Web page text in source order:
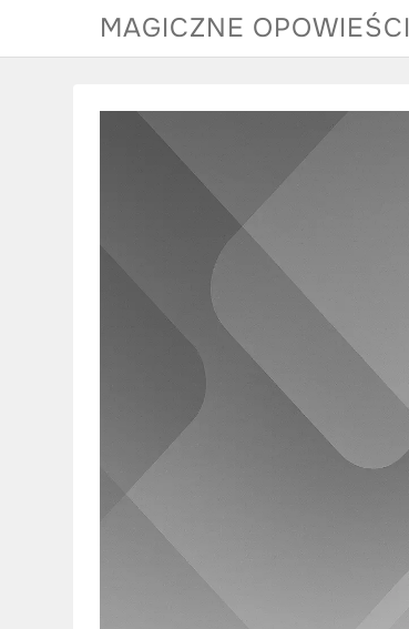
MAGICZNE OPOWIEŚCI